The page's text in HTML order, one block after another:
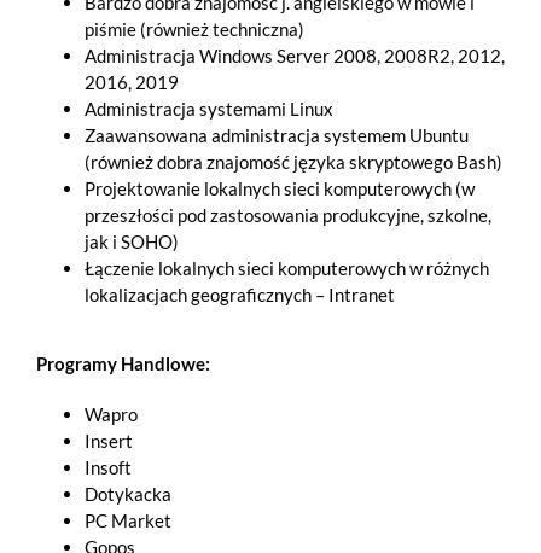
piśmie (również techniczna)
Administracja Windows Server 2008, 2008R2, 2012,
2016, 2019
Administracja systemami Linux
Zaawansowana administracja systemem Ubuntu
(również dobra znajomość języka skryptowego Bash)
Projektowanie lokalnych sieci komputerowych (w
przeszłości pod zastosowania produkcyjne, szkolne,
jak i SOHO)
Łączenie lokalnych sieci komputerowych w różnych
lokalizacjach geograficznych – Intranet
Programy Handlowe:
Wapro
Insert
Insoft
Dotykacka
PC Market
Gopos